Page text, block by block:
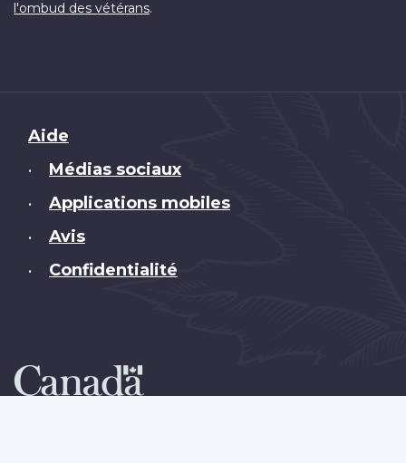
l'ombud des vétérans.
Brand
Aide
• Médias sociaux
• Applications mobiles
• Avis
• Confidentialité